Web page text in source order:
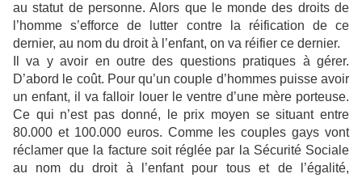
au statut de personne. Alors que le monde des droits de
l’homme s’efforce de lutter contre la réification de ce
dernier, au nom du droit à l’enfant, on va réifier ce dernier.
Il va y avoir en outre des questions pratiques à gérer.
D’abord le coût. Pour qu’un couple d’hommes puisse avoir
un enfant, il va falloir louer le ventre d’une mère porteuse.
Ce qui n’est pas donné, le prix moyen se situant entre
80.000 et 100.000 euros. Comme les couples gays vont
réclamer que la facture soit réglée par la Sécurité Sociale
au nom du droit à l’enfant pour tous et de l’égalité,